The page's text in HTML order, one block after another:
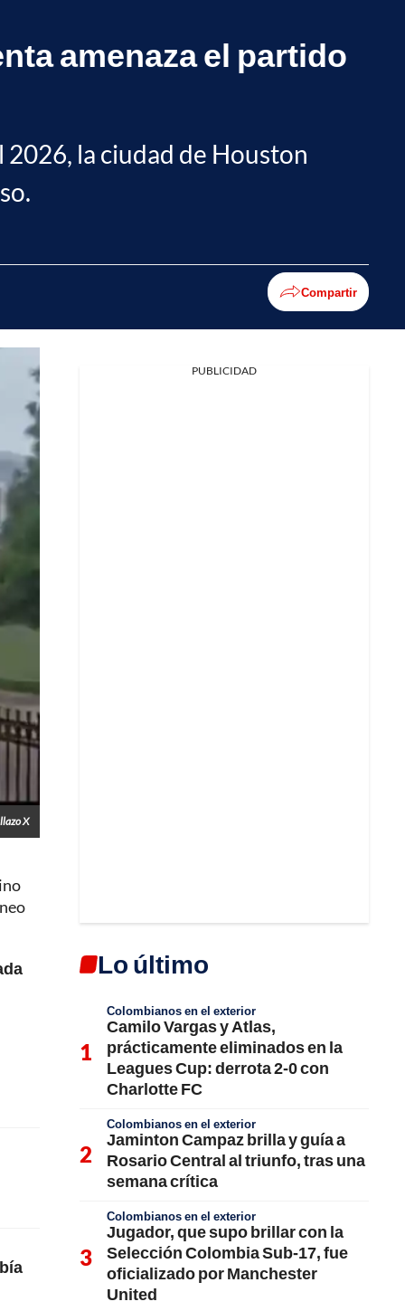
amenaza el partido
la ciudad de Houston
Compartir
X
PUBLICIDAD
Lo último
Colombianos en el exterior
Camilo Vargas y Atlas,
prácticamente eliminados en la
Leagues Cup: derrota 2-0 con
Charlotte FC
Colombianos en el exterior
Jaminton Campaz brilla y guía a
Rosario Central al triunfo, tras una
semana crítica
Colombianos en el exterior
Jugador, que supo brillar con la
Selección Colombia Sub-17, fue
oficializado por Manchester
United